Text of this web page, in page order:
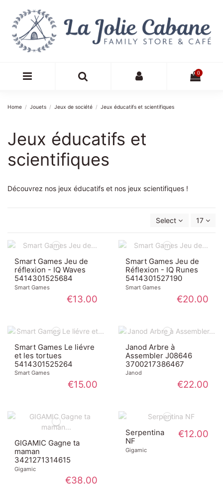
0
Home Jouets Jeux de société Jeux éducatifs et scientifiques
Jeux éducatifs et
scientifiques
Découvrez nos jeux éducatifs et nos jeux scientifiques !
Select 17
Smart Games Jeu de
réflexion - IQ Waves
5414301525684
Smart Games
€13.00
Smart Games Jeu de
Réflexion - IQ Runes
5414301527190
Smart Games
€20.00
Smart Games Le liévre
et les tortues
5414301525264
Smart Games
€15.00
Janod Arbre à
Assembler J08646
3700217386467
Janod
€22.00
GIGAMIC Gagne ta
maman
3421271314615
Gigamic
€38.00
Serpentina
NF
Gigamic
€12.00